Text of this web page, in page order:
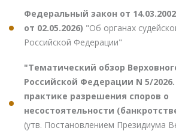
Федеральный закон от
от 02.05.2026) "Об органах
Российской Федерации"
"Тематический обзор
Российской Федерации N 5/
практике разрешения споров о
несостоятельности
(утв. Постановлением Президиума